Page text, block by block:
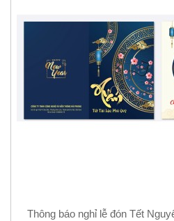
Thông báo nghỉ lễ đón Tết